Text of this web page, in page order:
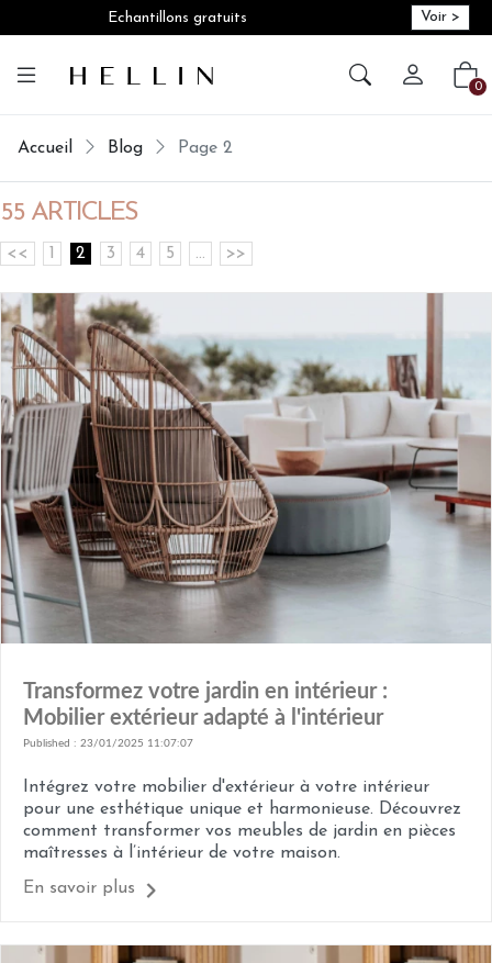
Echantillons gratuits Voir >
Créer 0
Accueil Blog Page 2
55 ARTICLES
<< 2 3 4 5 ... >>
Transformez votre jardin en intérieur :
Mobilier extérieur adapté à l'intérieur
Published : 23/01/2025 11:07:07
Intégrez votre mobilier d'extérieur à votre intérieur
pour une esthétique unique et harmonieuse. Découvrez
comment transformer vos meubles de jardin en pièces
maîtresses à l’intérieur de votre maison.
En savoir plus